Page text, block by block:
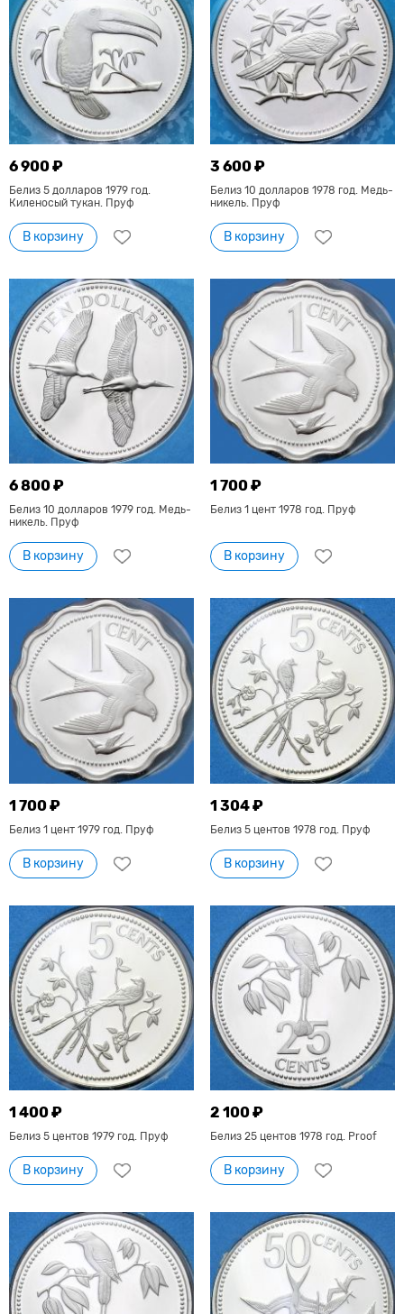
6 900 ₽
Белиз 5 долларов 1979 год.
Киленосый тукан. Пруф
В корзину
3 600 ₽
Белиз 10 долларов 1978 год. Медь-
никель. Пруф
В корзину
6 800 ₽
Белиз 10 долларов 1979 год. Медь-
никель. Пруф
В корзину
1 700 ₽
Белиз 1 цент 1978 год. Пруф
В корзину
1 700 ₽
Белиз 1 цент 1979 год. Пруф
В корзину
1 304 ₽
Белиз 5 центов 1978 год. Пруф
В корзину
1 400 ₽
Белиз 5 центов 1979 год. Пруф
В корзину
2 100 ₽
Белиз 25 центов 1978 год. Proof
В корзину